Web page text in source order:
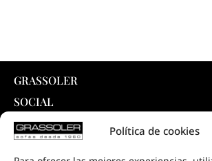
Política de cookies
GRASSOLER
SOCIAL
INTELLIGENT SYSTEM ®
PRODUCTOS